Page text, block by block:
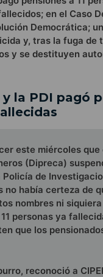
en el Caso
Democrática;
y, tras la fuga de
y se destituyen
la PDI pagó
este miércoles
(Dipreca)
de
no había certeza de
nombres ni
personas ya
que los
reconoció a